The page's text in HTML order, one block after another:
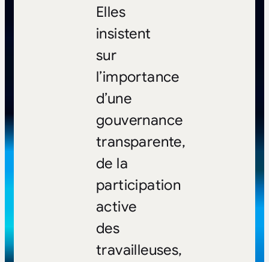
Elles
insistent
sur
l’importance
d’une
gouvernance
transparente,
de la
participation
active
des
travailleuses,